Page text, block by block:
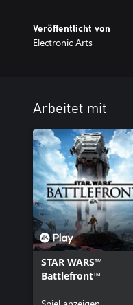
Veröffentlicht von
Electronic Arts
Arbeitet mit
STAR WARS™
Battlefront™